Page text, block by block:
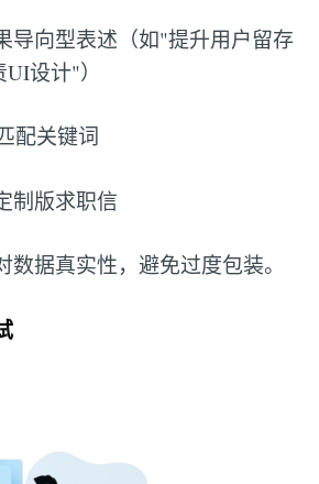
导向型表述（如"提升用户留存
设计"）
配关键词
制版求职信
数据真实性，避免过度包装。